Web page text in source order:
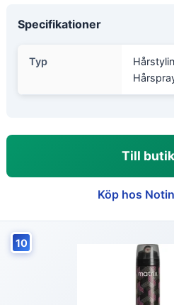
Specifikationer
Typ
Till butik
Köp hos
10